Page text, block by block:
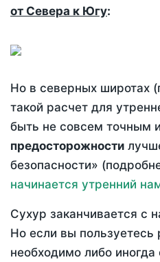
от Севера к Югу:
Но в северных широтах
такой расчет для
быть не совсем точным и
предосторожности
безопасности»
начинается утренний
Сухур заканчивается с
Но если вы пользуетесь
необходимо либо